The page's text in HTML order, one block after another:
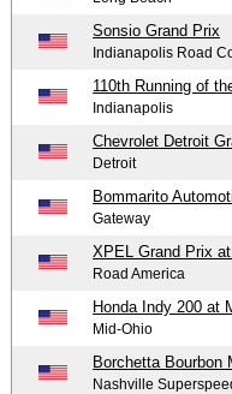
Sonsio Grand Prix
Indianapolis Road
110th Running of
Indianapolis
Chevrolet Detroit
Detroit
Bommarito
Gateway
XPEL Grand Prix
Road America
Honda Indy 200 at
Mid-Ohio
Borchetta Bourbon
Nashville